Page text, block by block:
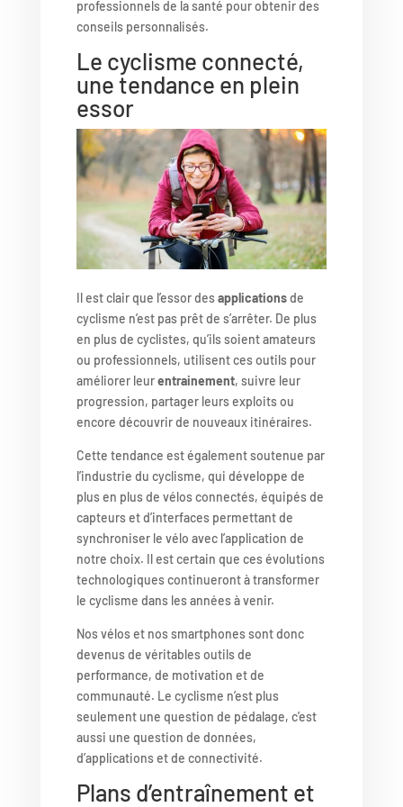
professionnels de la santé pour obtenir des
conseils personnalisés.
Le cyclisme connecté,
une tendance en plein
essor
Il est clair que l’essor desapplicationsde
cyclisme n’est pas prêt de s’arrêter. De plus
en plus de cyclistes, qu’ils soient amateurs
ou professionnels, utilisent ces outils pour
améliorer leurentrainement, suivre leur
progression, partager leurs exploits ou
encore découvrir de nouveaux itinéraires.
Cette tendance est également soutenue par
l’industrie du cyclisme, qui développe de
plus en plus de vélos connectés, équipés de
capteurs et d’interfaces permettant de
synchroniser le vélo avec l’application de
notre choix. Il est certain que ces évolutions
technologiques continueront à transformer
le cyclisme dans les années à venir.
Nos vélos et nos smartphones sont donc
devenus de véritables outils de
performance, de motivation et de
communauté. Le cyclisme n’est plus
seulement une question de pédalage, c’est
aussi une question de données,
d’applications et de connectivité.
Plans d’entraînement et